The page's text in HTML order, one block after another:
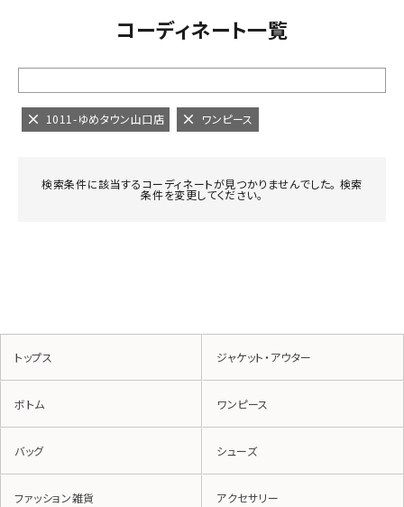
コーディネート一覧
1011-ゆめタウン山口店 ワンピース
検索条件に該当するコーディネートが見つかりませんでした。 検索
条件を変更してください。
トップス ジャケット・アウター
ボトム ワンピース
バッグ シューズ
ファッション雑貨 アクセサリー